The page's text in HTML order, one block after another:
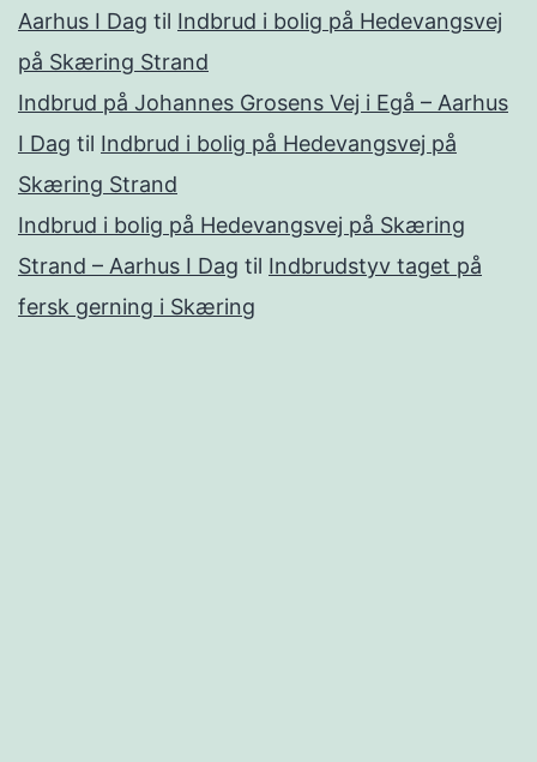
Aarhus I Dag til Indbrud i bolig på Hedevangsvej
på Skæring Strand
Indbrud på Johannes Grosens Vej i Egå – Aarhus
I Dag til Indbrud i bolig på Hedevangsvej på
Skæring Strand
Indbrud i bolig på Hedevangsvej på Skæring
Strand – Aarhus I Dag til Indbrudstyv taget på
fersk gerning i Skæring